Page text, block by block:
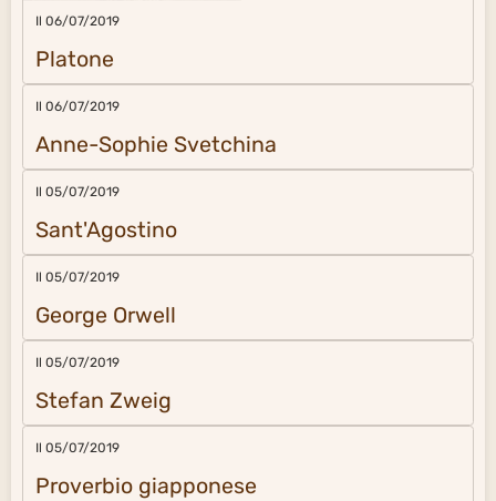
Il 06/07/2019
Platone
Il 06/07/2019
Anne-Sophie Svetchina
Il 05/07/2019
Sant'Agostino
Il 05/07/2019
George Orwell
Il 05/07/2019
Stefan Zweig
Il 05/07/2019
Proverbio giapponese